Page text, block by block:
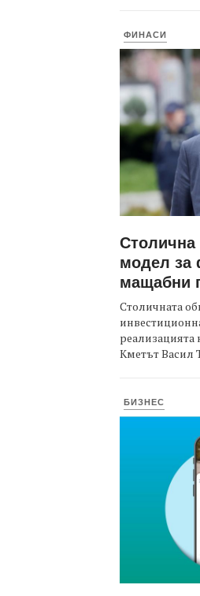
ФИНАСИ
модел за
мащабни
Столичната
реализацията
Кметът Васил
БИЗНЕС